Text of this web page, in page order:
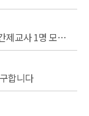
신천고등학교(경기도 시흥시) 지구과학 기간제교사 1명 모집(시간강사 가능)
합니다